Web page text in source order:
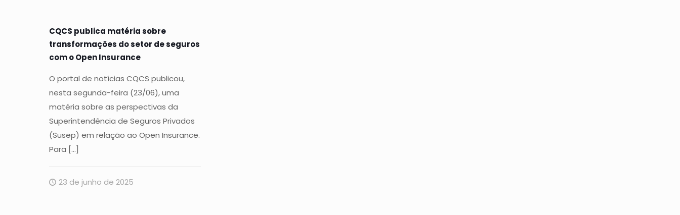
CQCS publica matéria sobre
transformações do setor de seguros
com o Open Insurance
O portal de notícias CQCS publicou,
nesta segunda-feira (23/06), uma
matéria sobre as perspectivas da
Superintendência de Seguros Privados
(Susep) em relação ao Open Insurance.
Para […]
23 de junho de 2025